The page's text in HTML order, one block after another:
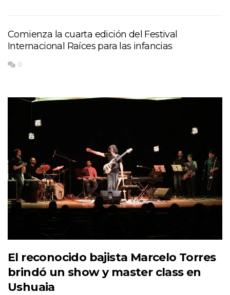
Comienza la cuarta edición del Festival
Internacional Raíces para las infancias
0
El reconocido bajista Marcelo Torres
brindó un show y master class en
Ushuaia